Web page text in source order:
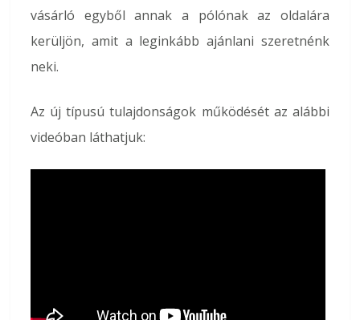
vásárló egyből annak a pólónak az oldalára
kerüljön, amit a leginkább ajánlani szeretnénk
neki.
Az új típusú tulajdonságok működését az alábbi
videóban láthatjuk: